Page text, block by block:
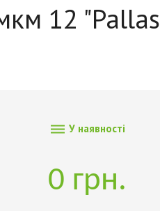
12 "Pallas
 У наявності
0 грн.